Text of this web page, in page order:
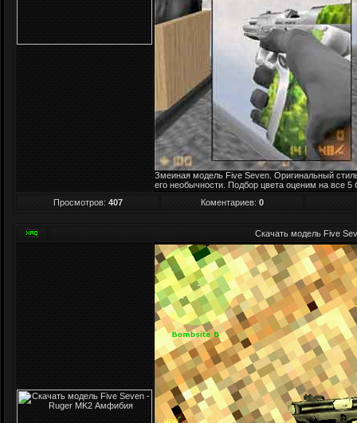
Змеиная модель Five Seven. Оригинальный
его необычности. Подбор цвета оценим на все 5
Просмотров: 407 Коментариев: 0
Скачать модель Five